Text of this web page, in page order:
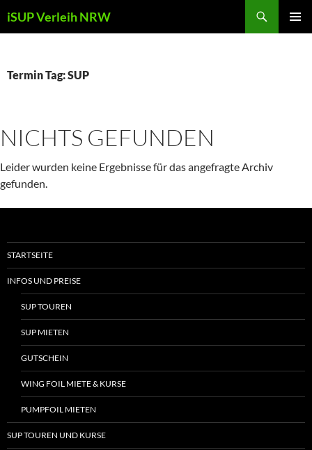
Inhalt
iSUP Verleih NRW
Termin Tag:SUP
NICHTS GEFUNDEN
Leider wurden keine Ergebnisse für das angefragte Archiv
gefunden.
STARTSEITE
INFOS UND PREISE
SUP TOUREN
SUP MIETEN
GUTSCHEIN
WING FOIL MIETE & KURSE
PUMPFOIL MIETEN
SUP TOUREN UND KURSE